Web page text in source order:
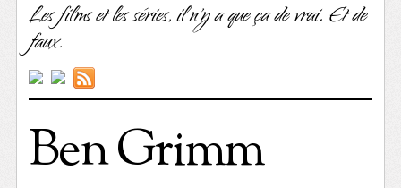
Les films et les séries, il n'y a que ça de vrai. Et de
faux.
Ben Grimm